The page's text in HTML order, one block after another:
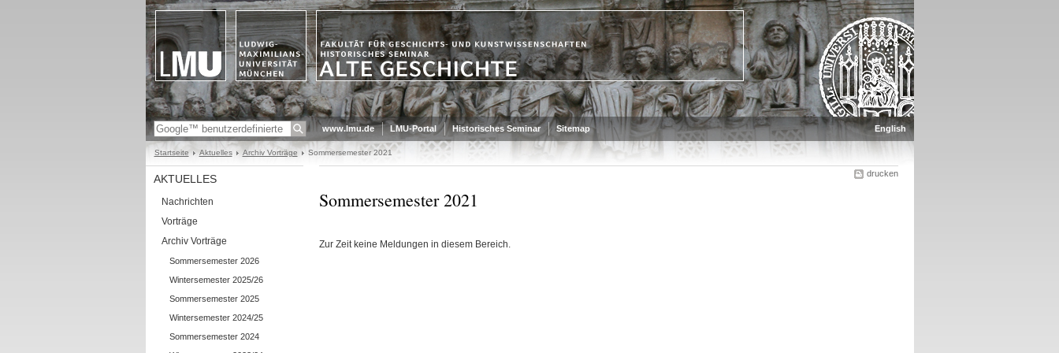
www.lmu.de LMU-Portal Historisches Seminar Sitemap English
Startseite Aktuelles Archiv Vorträge Sommersemester 2021
AKTUELLES
Nachrichten
Vorträge
Archiv Vorträge
Sommersemester 2026
Wintersemester 2025/26
Sommersemester 2025
Wintersemester 2024/25
Sommersemester 2024
drucken
Sommersemester 2021
Zur Zeit keine Meldungen in diesem Bereich.